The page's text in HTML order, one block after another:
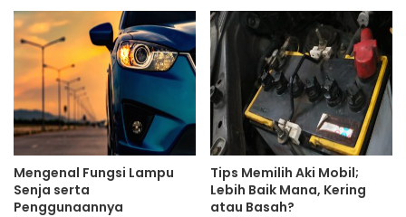
Mengenal Fungsi Lampu
Senja serta
Penggunaannya
Tips Memilih Aki Mobil;
Lebih Baik Mana, Kering
atau Basah?